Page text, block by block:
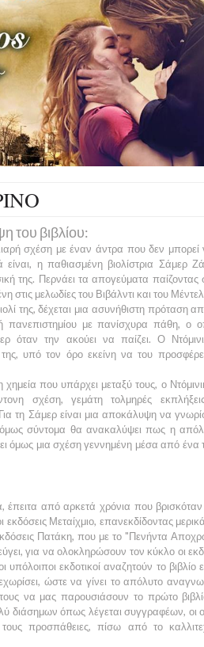
του βιβλίου:
σχέση με έναν άντρα που δεν μπορεί
η παθιασμένη βιολίστρια Σάμερ
της. Περνάει τα απογεύματα παίζοντας
στις μελωδίες του Βιβάλντι και του
της, δέχεται μια ασυνήθιστη πρόταση
πανεπιστημίου με πανίσχυρα πάθη, ο
όταν την ακούει να παίζει. Ο
της, υπό τον όρο εκείνη να του
χημεία που υπάρχει μεταξύ τους, ο
σχέση, γεμάτη τολμηρές
τη Σάμερ είναι μια αποκάλυψη να
όμως σύντομα θα ανακαλύψει πως η
μια σχέση γεννημένη μέσα από ένα
έπειτα από αρκετά χρόνια που
εκδόσεις Μεταίχμιο, επανεκδίδοντας
Πατάκη, που με το "Πενήντα
για να ολοκληρώσουν τον κύκλο οι
υπόλοιποι εκδοτικοί αναζητούν το βιβλίο
ώστε να γίνει το απόλυτο
να μας παρουσιάσουν το πρώτο
διάσημων όπως λέγεται συγγραφέων, οι
προσπάθειες, πίσω από το